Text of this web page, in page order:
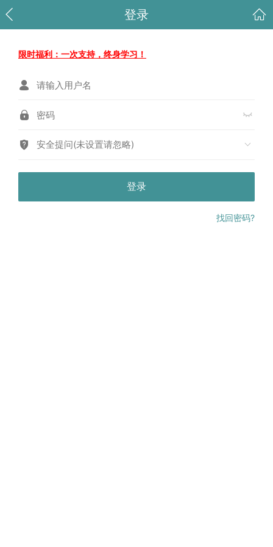
登录
限时福利：一次支持，终身学习！
安全提问(未设置请忽略)
登录
找回密码?